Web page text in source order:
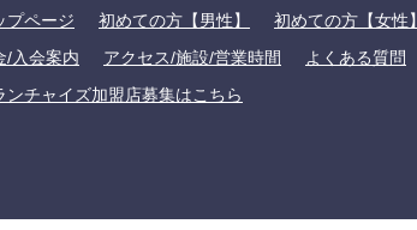
プページ 初めての方【男性】 初めての方【女性】
/入会案内
アクセス/施設/営業時間 よくある質問
ンチャイズ加盟店募集はこちら